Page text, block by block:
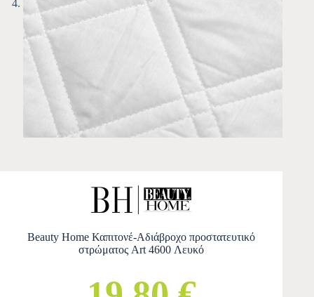
Beauty Home Καπιτονέ-Αδιάβροχο προστατευτικό
στρώματος Art 4600 Λευκό